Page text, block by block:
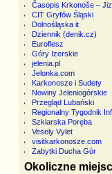
Časopis Krkonoše –
CIT Gryfów Śląski
Dolnośląska it
Dziennik (denik.cz)
Euroflesz
Góry Izerskie
jelenia.pl
Jelonka.com
Karkonosze i Sudety
Nowiny Jeleniogórskie
Przegląd Lubański
Regionalny Tygodnik
Szklarska Poręba
Vesely Vylet
visitkarkonosze.com
Zabytki Ducha Gór
Okoliczne